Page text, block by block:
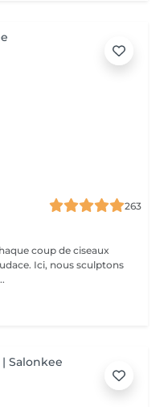
263
coup de ciseaux
Ici, nous sculptons